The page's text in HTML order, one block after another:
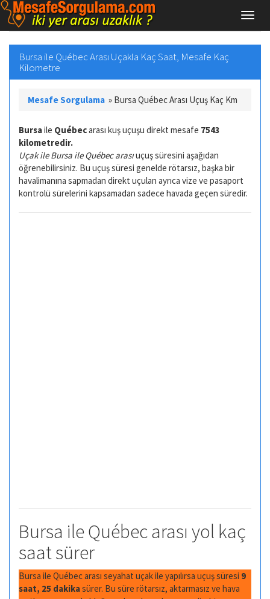
Bursa ile Québec Arası Uçakla Kaç Saat, Mesafe Kaç
Kilometre
Mesafe Sorgulama » Bursa Québec Arası Uçuş Kaç Km
Bursaile Québecarası kuş uçuşu direkt mesafe 7543
kilometredir.
Uçak ile Bursa ile Québec arasıuçuş süresini aşağıdan
öğrenebilirsiniz. Bu uçuş süresi genelde rötarsız, başka bir
havalimanına sapmadan direkt uçulan ayrıca vize ve pasaport
kontrolü sürelerini kapsamadan sadece havada geçen süredir.
Bursa ile Québec arası yol kaç
saat sürer
Bursa ile Québec arası seyahat uçak ile yapılırsa uçuş süresi 9
saat, 25 dakikasürer. Bu süre rötarsız, aktarmasız ve hava